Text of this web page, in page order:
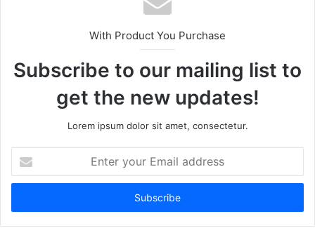
With Product You Purchase
Subscribe to our mailing list to
get the new updates!
Lorem ipsum dolor sit amet, consectetur.
your
Email